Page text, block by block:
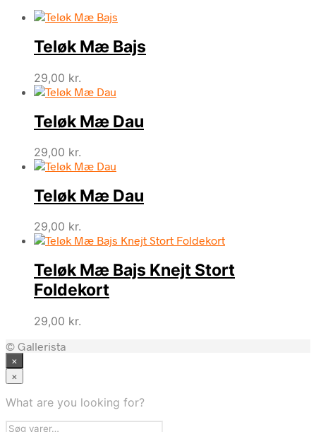
Teløk Mæ Bajs
29,00 kr.
Teløk Mæ Dau
29,00 kr.
Teløk Mæ Dau
29,00 kr.
Teløk Mæ Bajs Knejt Stort
Foldekort
29,00 kr.
© Gallerista
×
×
What are you looking for?